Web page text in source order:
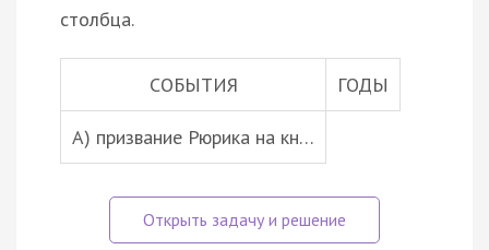
столбца.
СОБЫТИЯ ГОДЫ
A) призвание Рюрика на кн…